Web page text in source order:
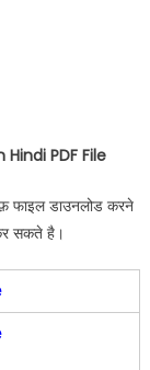
PDF File
फाइल डाउनलोड करने
सकते है।